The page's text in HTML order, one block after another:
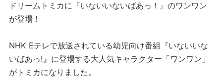
ドリームトミカに『いないいないばあっ！』のワンワン
が登場！
NHK Eテレで放送されている幼児向け番組『いないいな
いばあっ!』に登場する大人気キャラクター「ワンワン」
がトミカになりました。